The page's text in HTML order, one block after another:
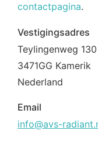
contactpagina.
Vestigingsadres
Teylingenweg 130
3471GG Kamerik
Nederland
Email
info@avs-